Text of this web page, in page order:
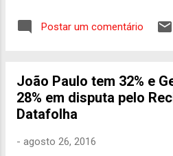
disseram que
chegou a vestir a
285 atletas
Jogos Paralímpicos
101 (35,4%) sofreram
trabalho. Os dados
Postar um comentário
João Paulo tem 32% e
28% em disputa pelo
Datafolha
- agosto 26, 2016